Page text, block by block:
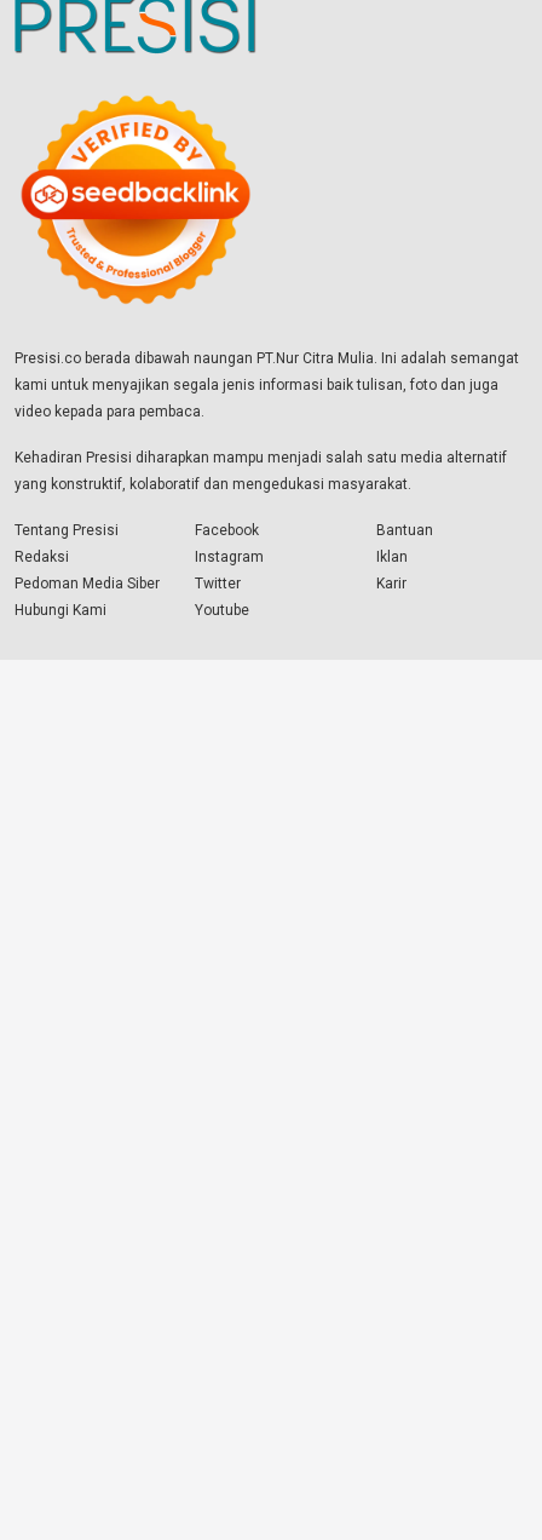
Presisi.co berada dibawah naungan PT.Nur Citra Mulia. Ini adalah semangat
kami untuk menyajikan segala jenis informasi baik tulisan, foto dan juga
video kepada para pembaca.
Kehadiran Presisi diharapkan mampu menjadi salah satu media alternatif
yang konstruktif, kolaboratif dan mengedukasi masyarakat.
Tentang Presisi
Redaksi
Pedoman Media Siber
Hubungi Kami
Facebook
Instagram
Twitter
Youtube
Bantuan
Iklan
Karir